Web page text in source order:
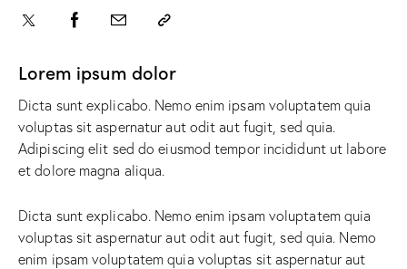
Lorem ipsum dolor
Dicta sunt explicabo. Nemo enim ipsam voluptatem quia
voluptas sit aspernatur aut odit aut fugit, sed quia.
Adipiscing elit sed do eiusmod tempor incididunt ut labore
et dolore magna aliqua.
Dicta sunt explicabo. Nemo enim ipsam voluptatem quia
voluptas sit aspernatur aut odit aut fugit, sed quia. Nemo
enim ipsam voluptatem quia voluptas sit aspernatur aut